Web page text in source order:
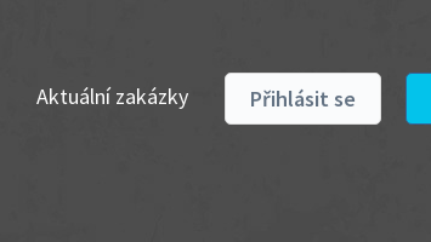
Aktuální zakázky Přihlásit se